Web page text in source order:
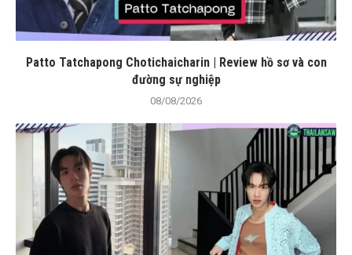
Patto Tatchapong Chotichaicharin | Review hồ sơ và con
đường sự nghiệp
08/08/2026